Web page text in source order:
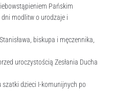
Pańskim
modlitw o urodzaje i
biskupa i męczennika,
uroczystością Zesłania Ducha
dzieci I-komunijnych po